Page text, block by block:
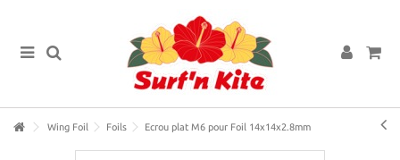
Wing Foil Foils Ecrou plat M6 pour Foil 14x14x2.8mm